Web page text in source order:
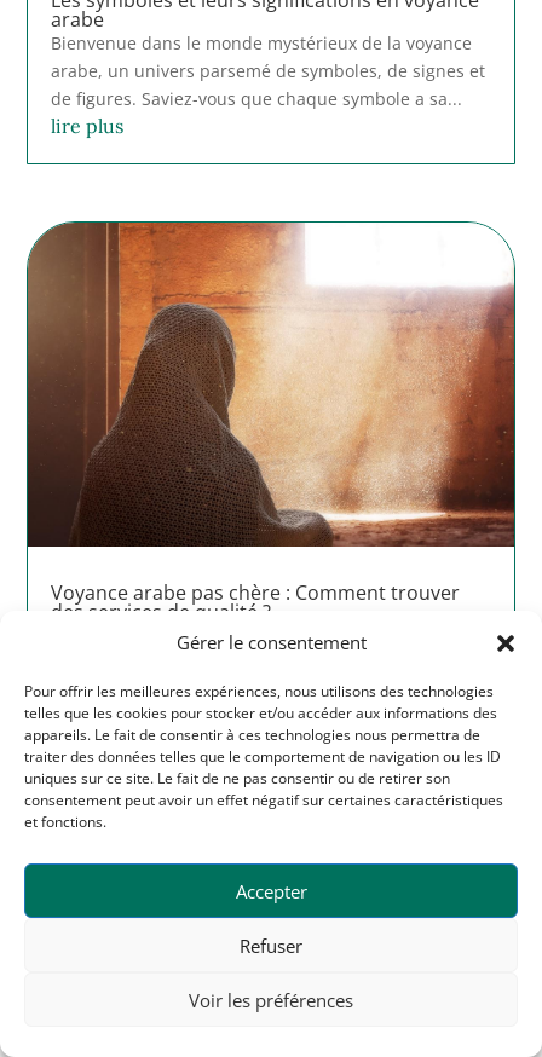
Gérer le consentement
Pour offrir les meilleures expériences, nous utilisons des technologies
telles que les cookies pour stocker et/ou accéder aux informations des
appareils. Le fait de consentir à ces technologies nous permettra de
traiter des données telles que le comportement de navigation ou les ID
uniques sur ce site. Le fait de ne pas consentir ou de retirer son
consentement peut avoir un effet négatif sur certaines caractéristiques
et fonctions.
Accepter
Refuser
Voir les préférences
arabe
Bienvenue dans le monde mystérieux de la voyance
arabe, un univers parsemé de symboles, de signes et
de figures. Saviez-vous que chaque symbole a sa...
lire plus
Voyance arabe pas chère : Comment trouver
des services de qualité ?
Dans un monde de plus en plus imprévisible, il est
Pour beaucoup, la voyance est une façon de...
lire plus